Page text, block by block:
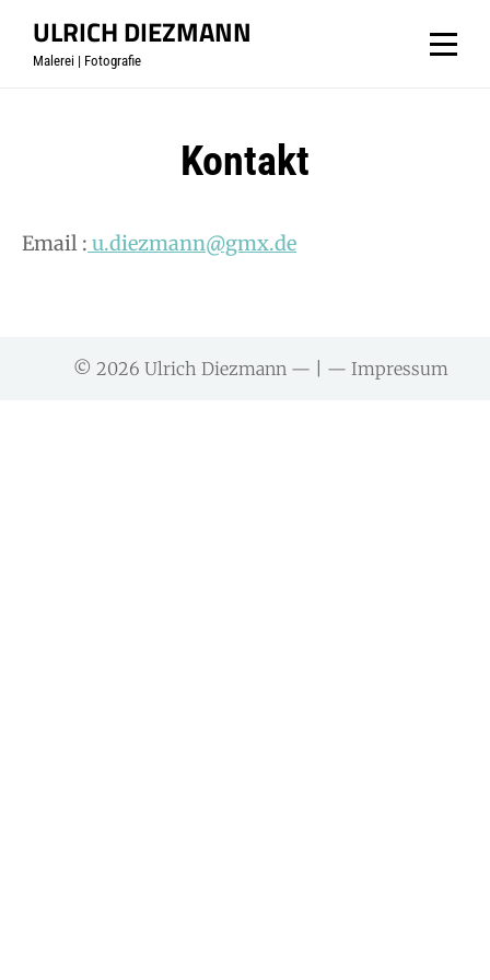
ULRICH DIEZMANN
Malerei | Fotografie
SCROLL
Kontakt
Email : u.diezmann@gmx.de
© 2026Ulrich Diezmann — | —Impressum